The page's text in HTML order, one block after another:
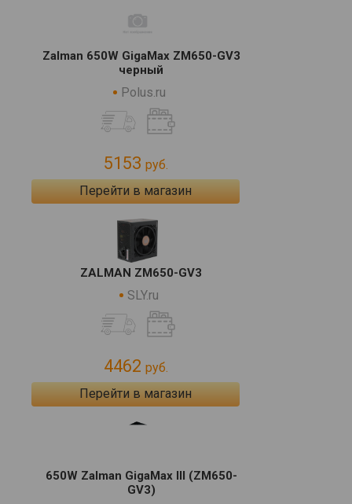
Zalman 650W GigaMax ZM650-GV3
черный
Polus.ru
5153 руб.
Перейти в магазин
ZALMAN ZM650-GV3
SLY.ru
4462 руб.
Перейти в магазин
650W Zalman GigaMax III (ZM650-
GV3)